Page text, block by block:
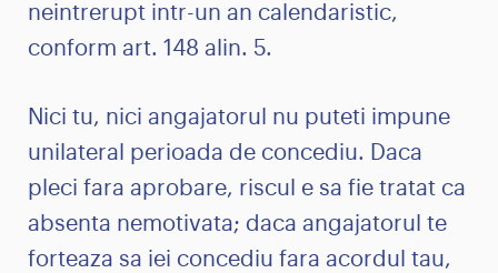
neintrerupt intr-un an calendaristic,
conform art. 148 alin. 5.
Nici tu, nici angajatorul nu puteti impune
unilateral perioada de concediu. Daca
pleci fara aprobare, riscul e sa fie tratat ca
absenta nemotivata; daca angajatorul te
forteaza sa iei concediu fara acordul tau,